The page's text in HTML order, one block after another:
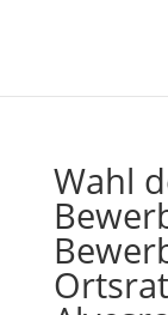
Wahl